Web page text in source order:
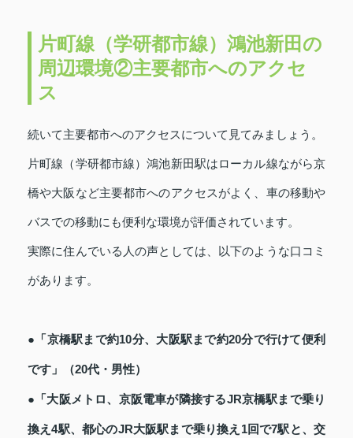
片町線（学研都市線）鴻池新田の
周辺環境②主要都市へのアクセ
ス
続いて主要都市へのアクセスについて見てみましょう。
片町線（学研都市線）鴻池新田駅はローカル線ながら京
橋や大阪など主要都市へのアクセスがよく、車の移動や
バスでの移動にも便利な環境が評価されています。
実際に住んでいる人の声としては、以下のような口コミ
があります。
●「京橋駅まで約10分、大阪駅まで約20分で行けて便利
です」（20代・男性）
●「大阪メトロ、京阪電車が隣接するJR京橋駅まで乗り
換え4駅、都心のJR大阪駅まで乗り換え1回で7駅と、交